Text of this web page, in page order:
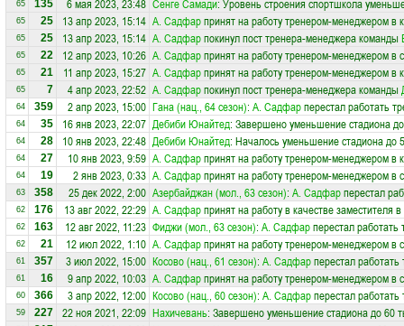
65 135 6 мая 2023, 23:48 Сенге Самади: Уровень строения спортшкола
65 25 13 апр 2023, 15:14 А. Садфарпринят на работу тренером-менеджером в
65 25 13 апр 2023, 15:14 А. Садфарпокинул пост тренера-менеджера команды
65 22 12 апр 2023, 10:26 А. Садфарпринят на работу тренером-менеджером в
65 21 11 апр 2023, 15:27 А. Садфарпринят на работу тренером-менеджером в
65 7 4 апр 2023, 22:52 А. Садфарпокинул пост тренера-менеджера команды
64 359 2 апр 2023, 15:00 Гана (нац., 64 сезон): А. Садфарперестал работать
64 35 16 янв 2023, 22:07 Дебиби Юнайтед: Завершено уменьшение стадиона
64 28 10 янв 2023, 22:48 Дебиби Юнайтед: Началось уменьшение стадиона до
64 27 10 янв 2023, 9:59 А. Садфарпринят на работу тренером-менеджером в
64 19 2 янв 2023, 0:33 А. Садфарпринят на работу тренером-менеджером в
63 358 25 дек 2022, 2:00 Азербайджан (мол., 63 сезон): А. Садфарперестал
62 176 13 авг 2022, 22:29 А. Садфарпринят на работу в качестве заместителя
62 163 12 авг 2022, 11:23 Фиджи (мол., 63 сезон): А. Садфарперестал
62 21 12 июл 2022, 1:10 А. Садфарпринят на работу тренером-менеджером в
61 357 3 июл 2022, 15:00 Косово (нац., 61 сезон): А. Садфарперестал
61 16 9 апр 2022, 10:03 А. Садфарпринят на работу тренером-менеджером в
60 366 3 апр 2022, 12:00 Косово (нац., 60 сезон): А. Садфарперестал
59 227 22 ноя 2021, 22:09 Нахичевань: Завершено уменьшение стадиона до 60